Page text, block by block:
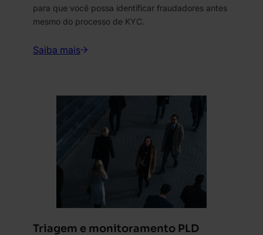
para que você possa identificar fraudadores antes
mesmo do processo de KYC.
Saiba mais
Triagem e monitoramento PLD